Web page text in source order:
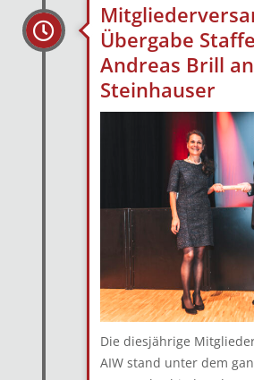
Übergabe
Andreas Brill
Steinhauser
Die diesjährige
AIW stand unter dem